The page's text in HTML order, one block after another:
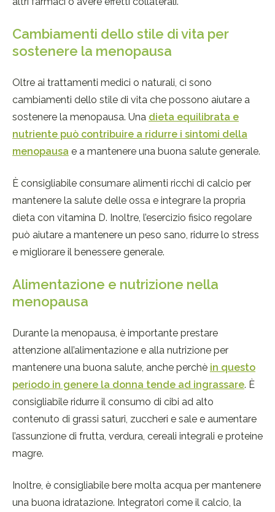
Cambiamenti dello stile di vita per
sostenere la menopausa
Oltre ai trattamenti medici o naturali, ci sono
cambiamenti dello stile di vita che possono aiutare a
sostenere la menopausa. Una dieta equilibrata e
nutriente può contribuire a ridurre i sintomi della
menopausa e a mantenere una buona salute generale.
È consigliabile consumare alimenti ricchi di calcio per
mantenere la salute delle ossa e integrare la propria
dieta con vitamina D. Inoltre, l’esercizio fisico regolare
può aiutare a mantenere un peso sano, ridurre lo stress
e migliorare il benessere generale.
Alimentazione e nutrizione nella
menopausa
Durante la menopausa, è importante prestare
attenzione all’alimentazione e alla nutrizione per
mantenere una buona salute, anche perchè in questo
periodo in genere la donna tende ad ingrassare. È
consigliabile ridurre il consumo di cibi ad alto
contenuto di grassi saturi, zuccheri e sale e aumentare
l’assunzione di frutta, verdura, cereali integrali e proteine
magre.
Inoltre, è consigliabile bere molta acqua per mantenere
una buona idratazione. Integratori come il calcio, la